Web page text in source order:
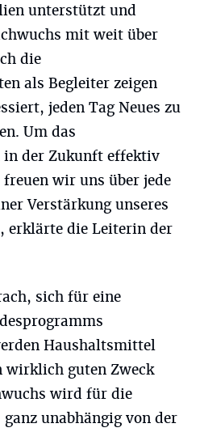
unterstützt und
mit weit über
die
als Begleiter zeigen
jeden Tag Neues zu
Um das
in der Zukunft effektiv
wir uns über jede
Verstärkung unseres
erklärte die Leiterin der
sich für eine
Haushaltsmittel
wirklich guten Zweck
wird für die
unabhängig von der